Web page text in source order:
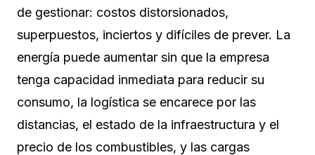
de gestionar: costos distorsionados,
superpuestos, inciertos y difíciles de prever. La
energía puede aumentar sin que la empresa
tenga capacidad inmediata para reducir su
consumo, la logística se encarece por las
distancias, el estado de la infraestructura y el
precio de los combustibles, y las cargas